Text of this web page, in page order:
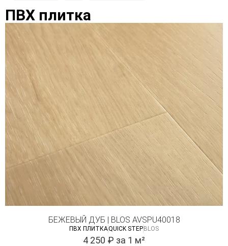
ПВХ плитка
БЕЖЕВЫЙ ДУБ | BLOS AVSPU40018
ПВХ ПЛИТКАQUICK STEPBLOS
4 250 ₽ за 1 м²